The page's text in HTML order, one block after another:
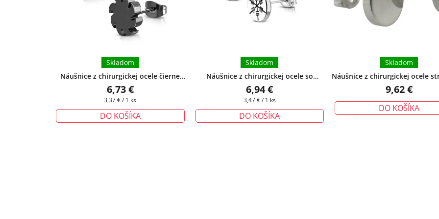
Náušnice z chirurgickej ocele čierne
+ darčeková krabička zadarmo
Skladom
6,73 €
Jednotková
3,37 € / 1 ks
DO KOŠÍKA
Náušnice z chirurgickej ocele so
snehovou vločkou+ darčeková krabička
zadarmo
Skladom
6,94 €
Jednotková
3,47 € / 1 ks
DO KOŠÍKA
Náušnice z chirurgickej ocele
- Vicente II.-10 mm+ darčeková
zadarmo
Skladom
9,62 €
DO KOŠÍKA